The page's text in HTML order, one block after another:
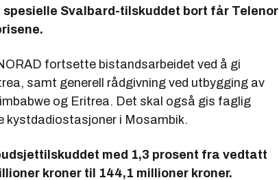
spesielle Svalbard-tilskuddet bort får Telenor
fortsette bistandsarbeidet ved å gi
samt generell rådgivning ved utbygging av
og Eritrea. Det skal også gis faglig
i Mosambik.
med 1,3 prosent fra vedtatt
kroner til 144,1 millioner kroner.